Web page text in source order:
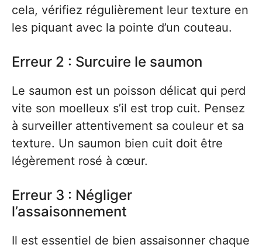
cela, vérifiez régulièrement leur texture en
les piquant avec la pointe d’un couteau.
Erreur 2 : Surcuire le saumon
Le saumon est un poisson délicat qui perd
vite son moelleux s’il est trop cuit. Pensez
à surveiller attentivement sa couleur et sa
texture. Un saumon bien cuit doit être
légèrement rosé à cœur.
Erreur 3 : Négliger
l’assaisonnement
Il est essentiel de bien assaisonner chaque